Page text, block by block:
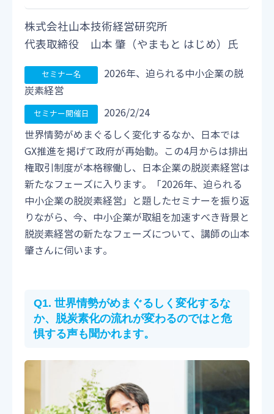
株式会社山本技術経営研究所
代表取締役 山本 肇（やまもと はじめ）氏
2026年、迫られる中小企業の脱
炭素経営
2026/2/24
世界情勢がめまぐるしく変化するなか、日本では
GX推進を掲げて政府が再始動。この4月からは排出
権取引制度が本格稼働し、日本企業の脱炭素経営は
新たなフェーズに入ります。「2026年、迫られる
中小企業の脱炭素経営」と題したセミナーを振り返
りながら、今、中小企業が取組を加速すべき背景と
脱炭素経営の新たなフェーズについて、講師の山本
肇さんに伺います。
Q1. 世界情勢がめまぐるしく変化するな
か、脱炭素化の流れが変わるのではと危
惧する声も聞かれます。